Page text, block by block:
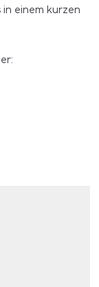
einem kurzen